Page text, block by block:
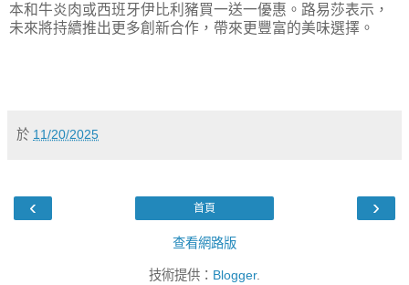
本和牛炎肉或西班牙伊比利豬買一送一優惠。路易莎表示，
未來將持續推出更多創新合作，帶來更豐富的美味選擇。
於 11/20/2025
‹ ›
首頁
查看網路版
技術提供： Blogger.